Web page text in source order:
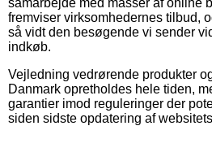
fremviser virksomhedernes tilbud,
så vidt den besøgende vi sender
indkøb.
Vejledning vedrørende produkter
Danmark opretholdes hele tiden,
garantier imod reguleringer der
siden sidste opdatering af